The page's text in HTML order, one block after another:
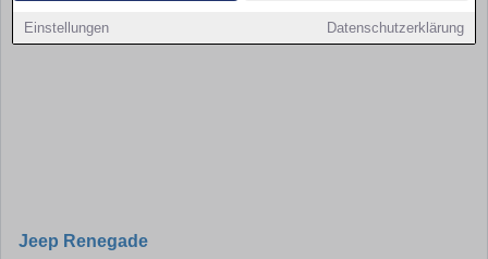
Einstellungen Datenschutzerklärung
Jeep Renegade